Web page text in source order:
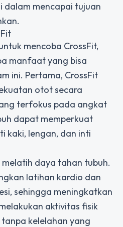
dalam mencapai tujuan
mencoba CrossFit,
manfaat yang bisa
ini. Pertama, CrossFit
otot secara
terfokus pada angkat
dapat memperkuat
kaki, lengan, dan inti
melatih daya tahan tubuh.
latihan kardio dan
sehingga meningkatkan
aktivitas fisik
kelelahan yang